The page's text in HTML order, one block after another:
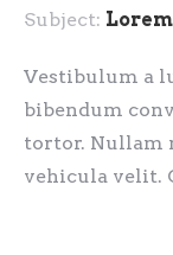
Subject:
Vestibulum a
bibendum
tortor. Nullam
vehicula velit.